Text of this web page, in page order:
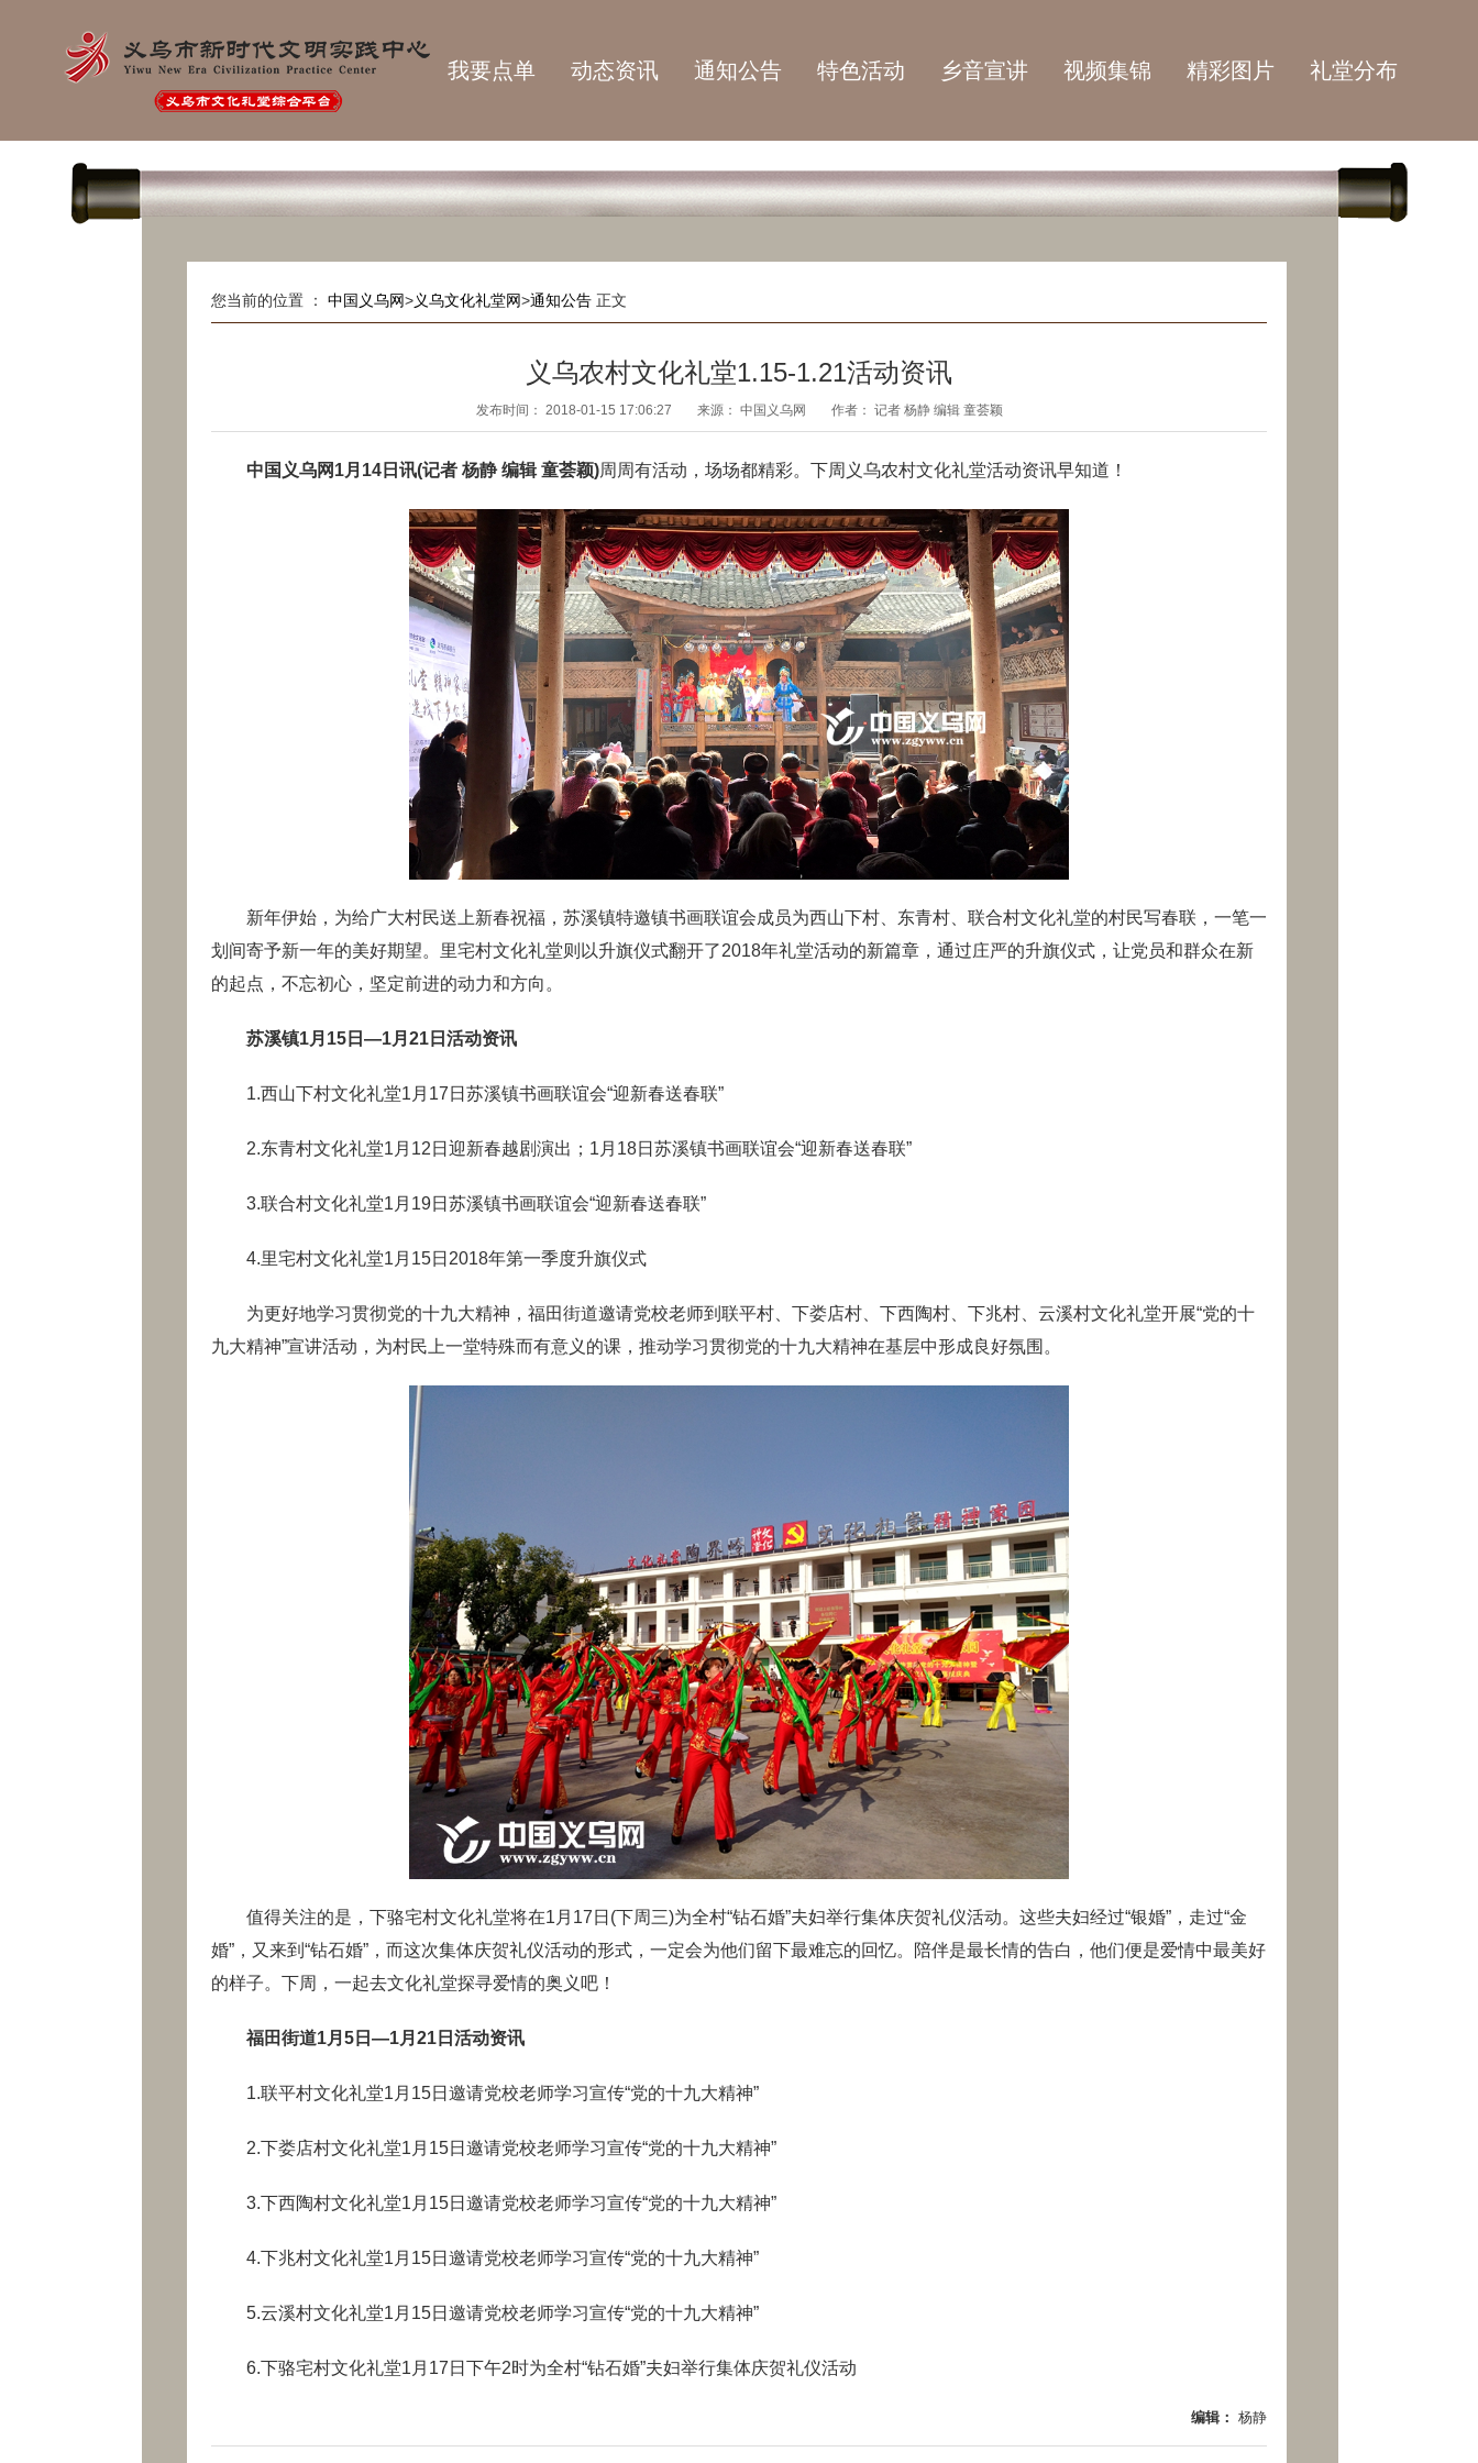
我要点单 动态资讯 通知公告 特色活动 乡音宣讲 视频集锦 精彩图片 礼堂分布
您当前的位置 ： 中国义乌网>义乌文化礼堂网>通知公告 正文
义乌农村文化礼堂1.15-1.21活动资讯
发布时间： 2018-01-15 17:06:27 来源： 中国义乌网 作者： 记者 杨静 编辑 童荟颖
中国义乌网1月14日讯(记者 杨静 编辑 童荟颖)周周有活动，场场都精彩。下周义乌农村文化礼堂活动资讯早知道！
新年伊始，为给广大村民送上新春祝福，苏溪镇特邀镇书画联谊会成员为西山下村、东青村、联合村文化礼堂的村民写春联，一笔一
划间寄予新一年的美好期望。里宅村文化礼堂则以升旗仪式翻开了2018年礼堂活动的新篇章，通过庄严的升旗仪式，让党员和群众在新
的起点，不忘初心，坚定前进的动力和方向。
苏溪镇1月15日—1月21日活动资讯
1.西山下村文化礼堂1月17日苏溪镇书画联谊会“迎新春送春联”
2.东青村文化礼堂1月12日迎新春越剧演出；1月18日苏溪镇书画联谊会“迎新春送春联”
3.联合村文化礼堂1月19日苏溪镇书画联谊会“迎新春送春联”
4.里宅村文化礼堂1月15日2018年第一季度升旗仪式
为更好地学习贯彻党的十九大精神，福田街道邀请党校老师到联平村、下娄店村、下西陶村、下兆村、云溪村文化礼堂开展“党的十
九大精神”宣讲活动，为村民上一堂特殊而有意义的课，推动学习贯彻党的十九大精神在基层中形成良好氛围。
值得关注的是，下骆宅村文化礼堂将在1月17日(下周三)为全村“钻石婚”夫妇举行集体庆贺礼仪活动。这些夫妇经过“银婚”，走过“金
婚”，又来到“钻石婚”，而这次集体庆贺礼仪活动的形式，一定会为他们留下最难忘的回忆。陪伴是最长情的告白，他们便是爱情中最美好
的样子。下周，一起去文化礼堂探寻爱情的奥义吧！
福田街道1月5日—1月21日活动资讯
1.联平村文化礼堂1月15日邀请党校老师学习宣传“党的十九大精神”
2.下娄店村文化礼堂1月15日邀请党校老师学习宣传“党的十九大精神”
3.下西陶村文化礼堂1月15日邀请党校老师学习宣传“党的十九大精神”
4.下兆村文化礼堂1月15日邀请党校老师学习宣传“党的十九大精神”
5.云溪村文化礼堂1月15日邀请党校老师学习宣传“党的十九大精神”
6.下骆宅村文化礼堂1月17日下午2时为全村“钻石婚”夫妇举行集体庆贺礼仪活动
编辑： 杨静